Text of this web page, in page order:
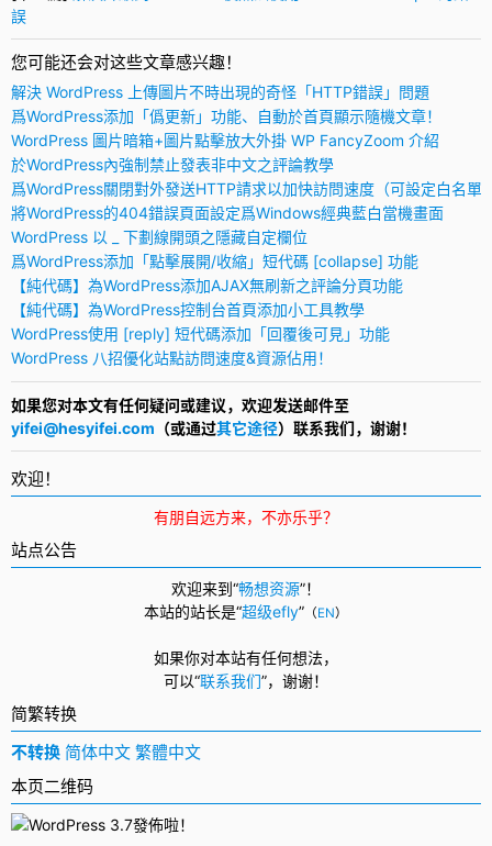
誤
您可能还会对这些文章感兴趣！
解決 WordPress 上傳圖片不時出現的奇怪「HTTP錯誤」問題
爲WordPress添加「僞更新」功能、自動於首頁顯示隨機文章！
WordPress 圖片暗箱+圖片點擊放大外掛 WP FancyZoom 介紹
於WordPress內強制禁止發表非中文之評論教學
爲WordPress關閉對外發送HTTP請求以加快訪問速度（可設定白名單
將WordPress的404錯誤頁面設定爲Windows經典藍白當機畫面
WordPress 以 _ 下劃線開頭之隱藏自定欄位
爲WordPress添加「點擊展開/收縮」短代碼 [collapse] 功能
【純代碼】為WordPress添加AJAX無刷新之評論分頁功能
【純代碼】為WordPress控制台首頁添加小工具教學
WordPress使用 [reply] 短代碼添加「回覆後可見」功能
WordPress 八招優化站點訪問速度&資源佔用！
如果您对本文有任何疑问或建议，欢迎发送邮件至
yifei@hesyifei.com （或通过其它途径）联系我们，谢谢！
欢迎！
有朋自远方来，不亦乐乎？
站点公告
欢迎来到“畅想资源”！
本站的站长是“超级efly” （EN）
如果你对本站有任何想法，
可以“联系我们”， 谢谢！
简繁转换
不转换 简体中文 繁體中文
本页二维码